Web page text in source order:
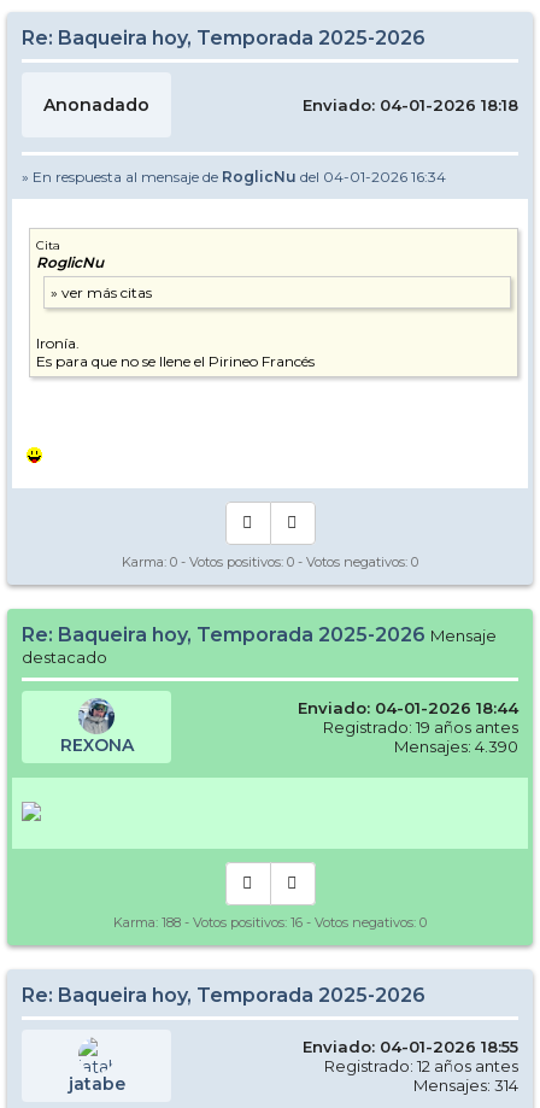
Re: Baqueira hoy, Temporada 2025-2026
Anonadado Enviado: 04-01-2026 18:18
» En respuesta al mensaje de RoglicNu del 04-01-2026 16:34
Cita
RoglicNu
Ironía.
Es para que no se llene el Pirineo Francés
Karma: 0 - Votos positivos: 0 - Votos negativos: 0
Re: Baqueira hoy, Temporada 2025-2026 Mensaje
destacado
REXONA
Enviado: 04-01-2026 18:44
Registrado: 19 años antes
Mensajes: 4.390
Karma: 188 - Votos positivos: 16 - Votos negativos: 0
Re: Baqueira hoy, Temporada 2025-2026
jatabe
Enviado: 04-01-2026 18:55
Registrado: 12 años antes
Mensajes: 314